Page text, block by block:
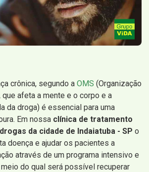
crônica, segundo a OMS (Organização
que afeta a mente e o corpo e a
da droga) é essencial para uma
Em nossa clínica de tratamento
da cidade de Indaiatuba - SP o
doença e ajudar os pacientes a
através de um programa intensivo e
do qual será possível recuperar